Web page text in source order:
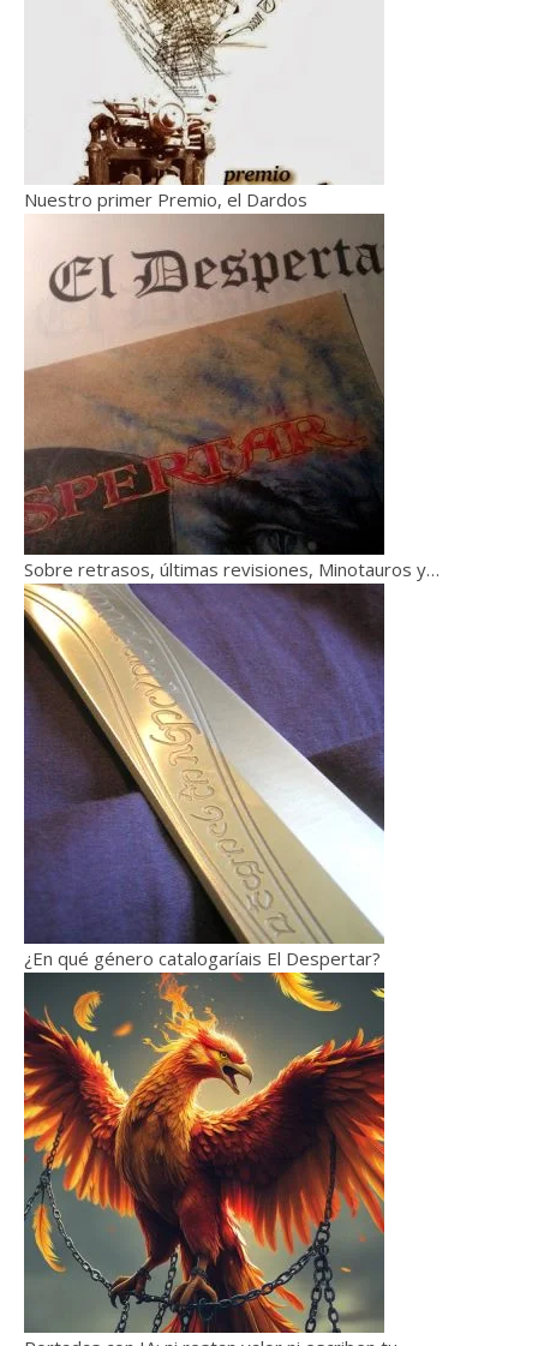
Nuestro primer Premio, el Dardos
Sobre retrasos, últimas revisiones, Minotauros y…
¿En qué género catalogaríais El Despertar?